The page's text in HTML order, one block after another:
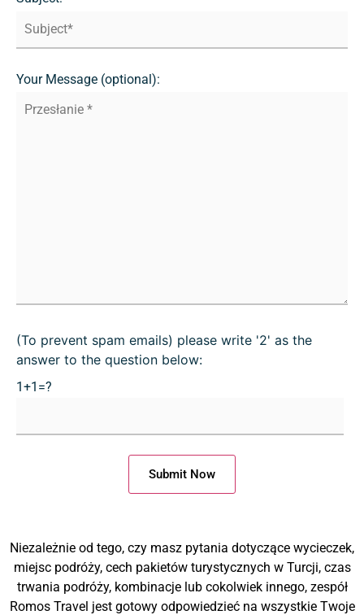
Your Message (optional):
(To prevent spam emails) please write '2' as the
answer to the question below:
1+1=?
Niezależnie od tego, czy masz pytania dotyczące wycieczek,
miejsc podróży, cech pakietów turystycznych w Turcji, czas
trwania podróży, kombinacje lub cokolwiek innego, zespół
Romos Travel jest gotowy odpowiedzieć na wszystkie Twoje